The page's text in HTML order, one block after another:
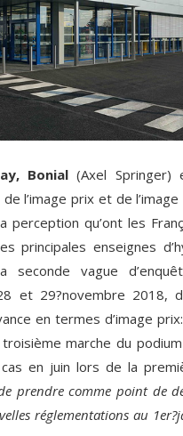
Bonial(Axel Springer)
l’image prix et de
qu’ont les
principales enseignes
seconde vague
et 29?novembre 2018,
en termes d’image
marche du
en juin lors de la
prendre comme point de
réglementations au